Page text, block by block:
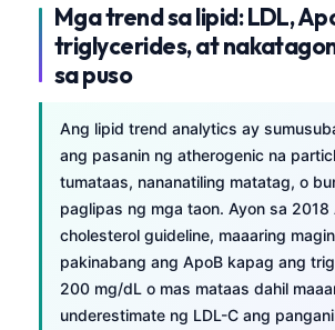
Mga trend sa lipid: LDL,
triglycerides, at
sa puso
Ang lipid trend analytics ay
ang pasanin ng atherogenic na
tumataas, nananatiling matatag, o
paglipas ng mga taon. Ayon sa 2018
cholesterol guideline, maaaring
pakinabang ang ApoB kapag ang
200 mg/dL o mas mataas dahil
underestimate ng LDL-C ang